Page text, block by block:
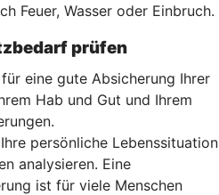
Feuer, Wasser oder Einbruch.
prüfen
eine gute Absicherung Ihrer
Hab und Gut und Ihrem
persönliche Lebenssituation
analysieren. Eine
ist für viele Menschen